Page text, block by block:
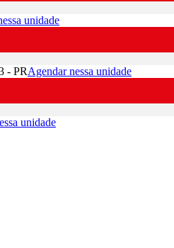
unidade
- PRAgendar nessa unidade
unidade